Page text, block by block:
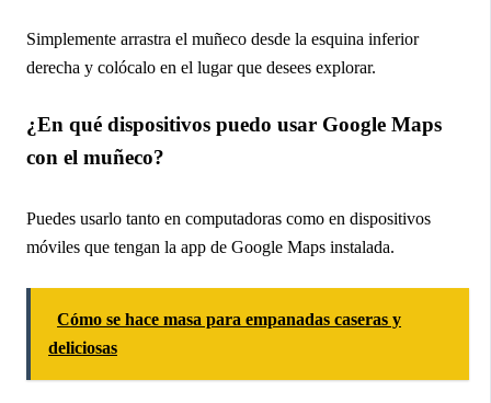
Simplemente arrastra el muñeco desde la esquina inferior
derecha y colócalo en el lugar que desees explorar.
¿En qué dispositivos puedo usar Google Maps
con el muñeco?
Puedes usarlo tanto en computadoras como en dispositivos
móviles que tengan la app de Google Maps instalada.
Cómo se hace masa para empanadas caseras y
deliciosas